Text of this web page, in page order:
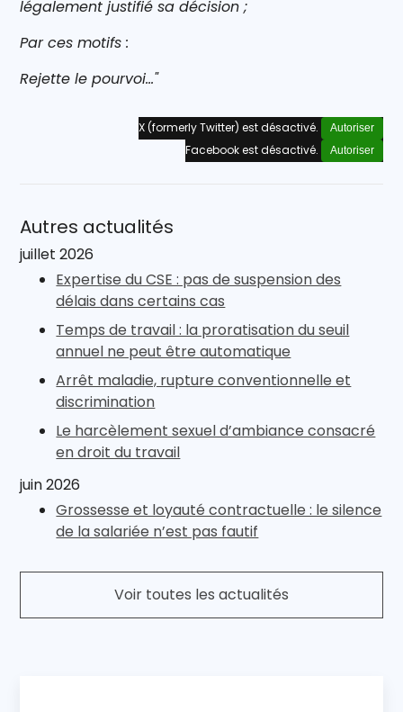
légalement justifié sa décision ;
Par ces motifs :
Rejette le pourvoi..."
X (formerly Twitter) est désactivé. Autoriser
Facebook est désactivé. Autoriser
Autres actualités
juillet 2026
Expertise du CSE : pas de suspension des
délais dans certains cas
Temps de travail : la proratisation du seuil
annuel ne peut être automatique
Arrêt maladie, rupture conventionnelle et
discrimination
Le harcèlement sexuel d’ambiance consacré
en droit du travail
juin 2026
Grossesse et loyauté contractuelle : le silence
de la salariée n’est pas fautif
Voir toutes les actualités